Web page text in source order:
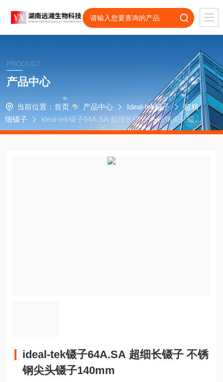
PRODUCT
产品中心
当前位置： 首页 产品中心 Ideal-tek镊子
超精
细镊子
ideal-tek镊子64A.SA 超细长镊子 不锈钢尖头镊子
140mm
ideal-tek镊子64A.SA 超细长镊子 不锈
钢尖头镊子140mm